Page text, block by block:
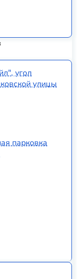
угол
улицы
парковка